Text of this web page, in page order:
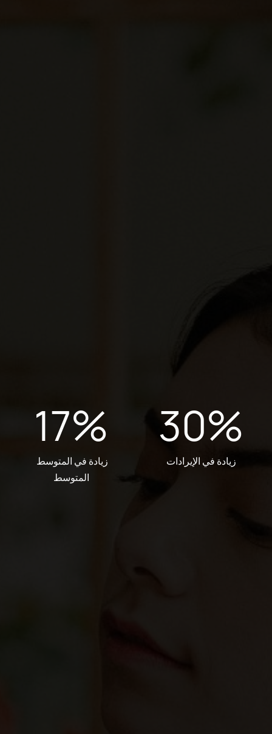
30%
زيادة في الإيرادات
17%
زيادة في المتوسط ​​
المتوسط